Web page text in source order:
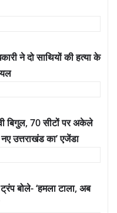
ने दो साथियों की हत्या के
बिगुल, 70 सीटों पर अकेले
उत्तराखंड का’ एजेंडा
ट्रंप बोले- ‘हमला टाला, अब